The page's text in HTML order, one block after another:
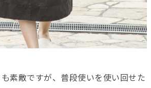
も素敵ですが、普段使いを使い回せた